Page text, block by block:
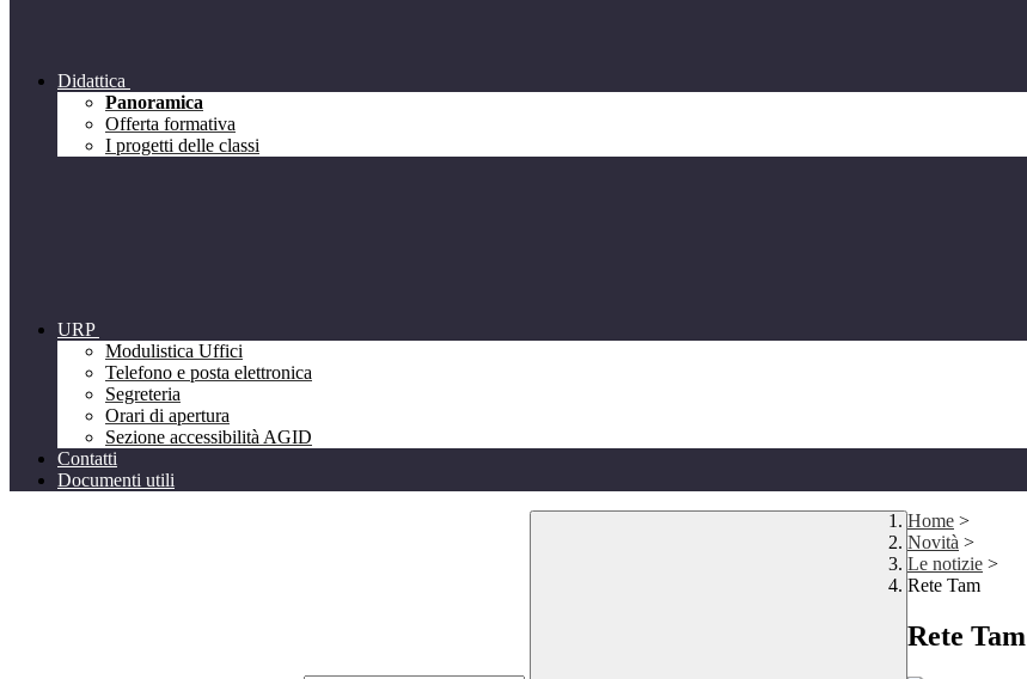
Didattica
Panoramica
Offerta formativa
I progetti delle classi
URP
Modulistica Uffici
Telefono e posta elettronica
Segreteria
Orari di apertura
Sezione accessibilità AGID
Contatti
Documenti utili
Home >
Novità >
Le notizie >
Rete Tam
Rete Tam